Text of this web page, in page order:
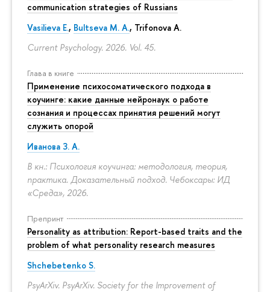
communication strategies of Russians
Vasilieva E., Bultseva M. A., Trifonova A.
Current Psychology. 2026. Vol. 45.
Глава в книге
Применение психосоматического подхода в
коучинге: какие данные нейронаук о работе
сознания и процессах принятия решений могут
служить опорой
Иванова З. А.
В кн.: Психология коучинга: методология, теория,
практика. Доказательный подход. Чебоксары: ИД
«Среда», 2026.
Препринт
Personality as attribution: Report-based traits and the
problem of what personality research measures
Shchebetenko S.
PsyArXiv. PsyArXiv. Society for the Improvement of